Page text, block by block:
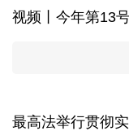
视频丨今年第13
柔性制造，高效
“零关税”实施
最高法举行贯彻